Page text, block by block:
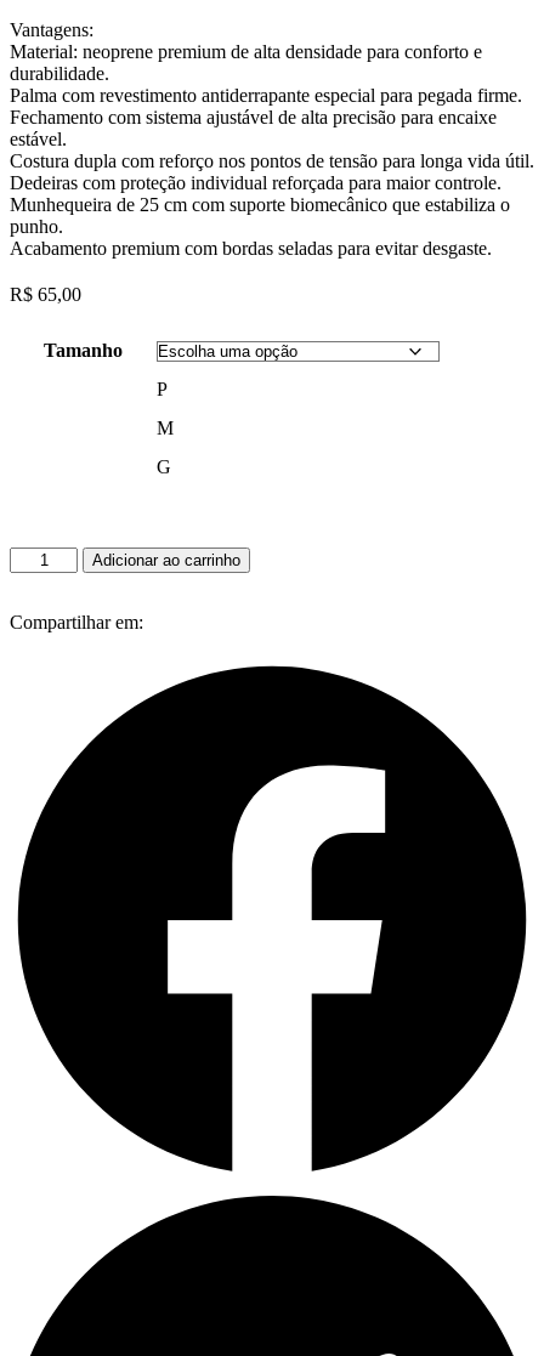
Vantagens:
Material: neoprene premium de alta densidade para conforto e
durabilidade.
Palma com revestimento antiderrapante especial para pegada firme.
Fechamento com sistema ajustável de alta precisão para encaixe
estável.
Costura dupla com reforço nos pontos de tensão para longa vida útil.
Dedeiras com proteção individual reforçada para maior controle.
Munhequeira de 25 cm com suporte biomecânico que estabiliza o
punho.
Acabamento premium com bordas seladas para evitar desgaste.
R$ 65,00
Tamanho
P
M
G
Luva
Musculação
com
Adicionar ao carrinho
Compartilhar em: